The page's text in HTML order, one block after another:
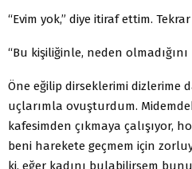
“Evim yok,” diye itiraf ettim.
“Bu kişiliğinle, neden
Öne eğilip dirseklerimi dizlerime
uçlarımla ovuşturdum.
kafesimden çıkmaya çalışıyor,
beni harekete geçmem için
ki, eğer kadını bulabilirsem